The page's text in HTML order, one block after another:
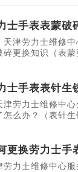
士手表表蒙破
劳力士维修中
碎更换知识（表蒙
士手表表针生
劳力士维修中心
怎么办？（表针生
更换劳力士手
劳力士维修中心